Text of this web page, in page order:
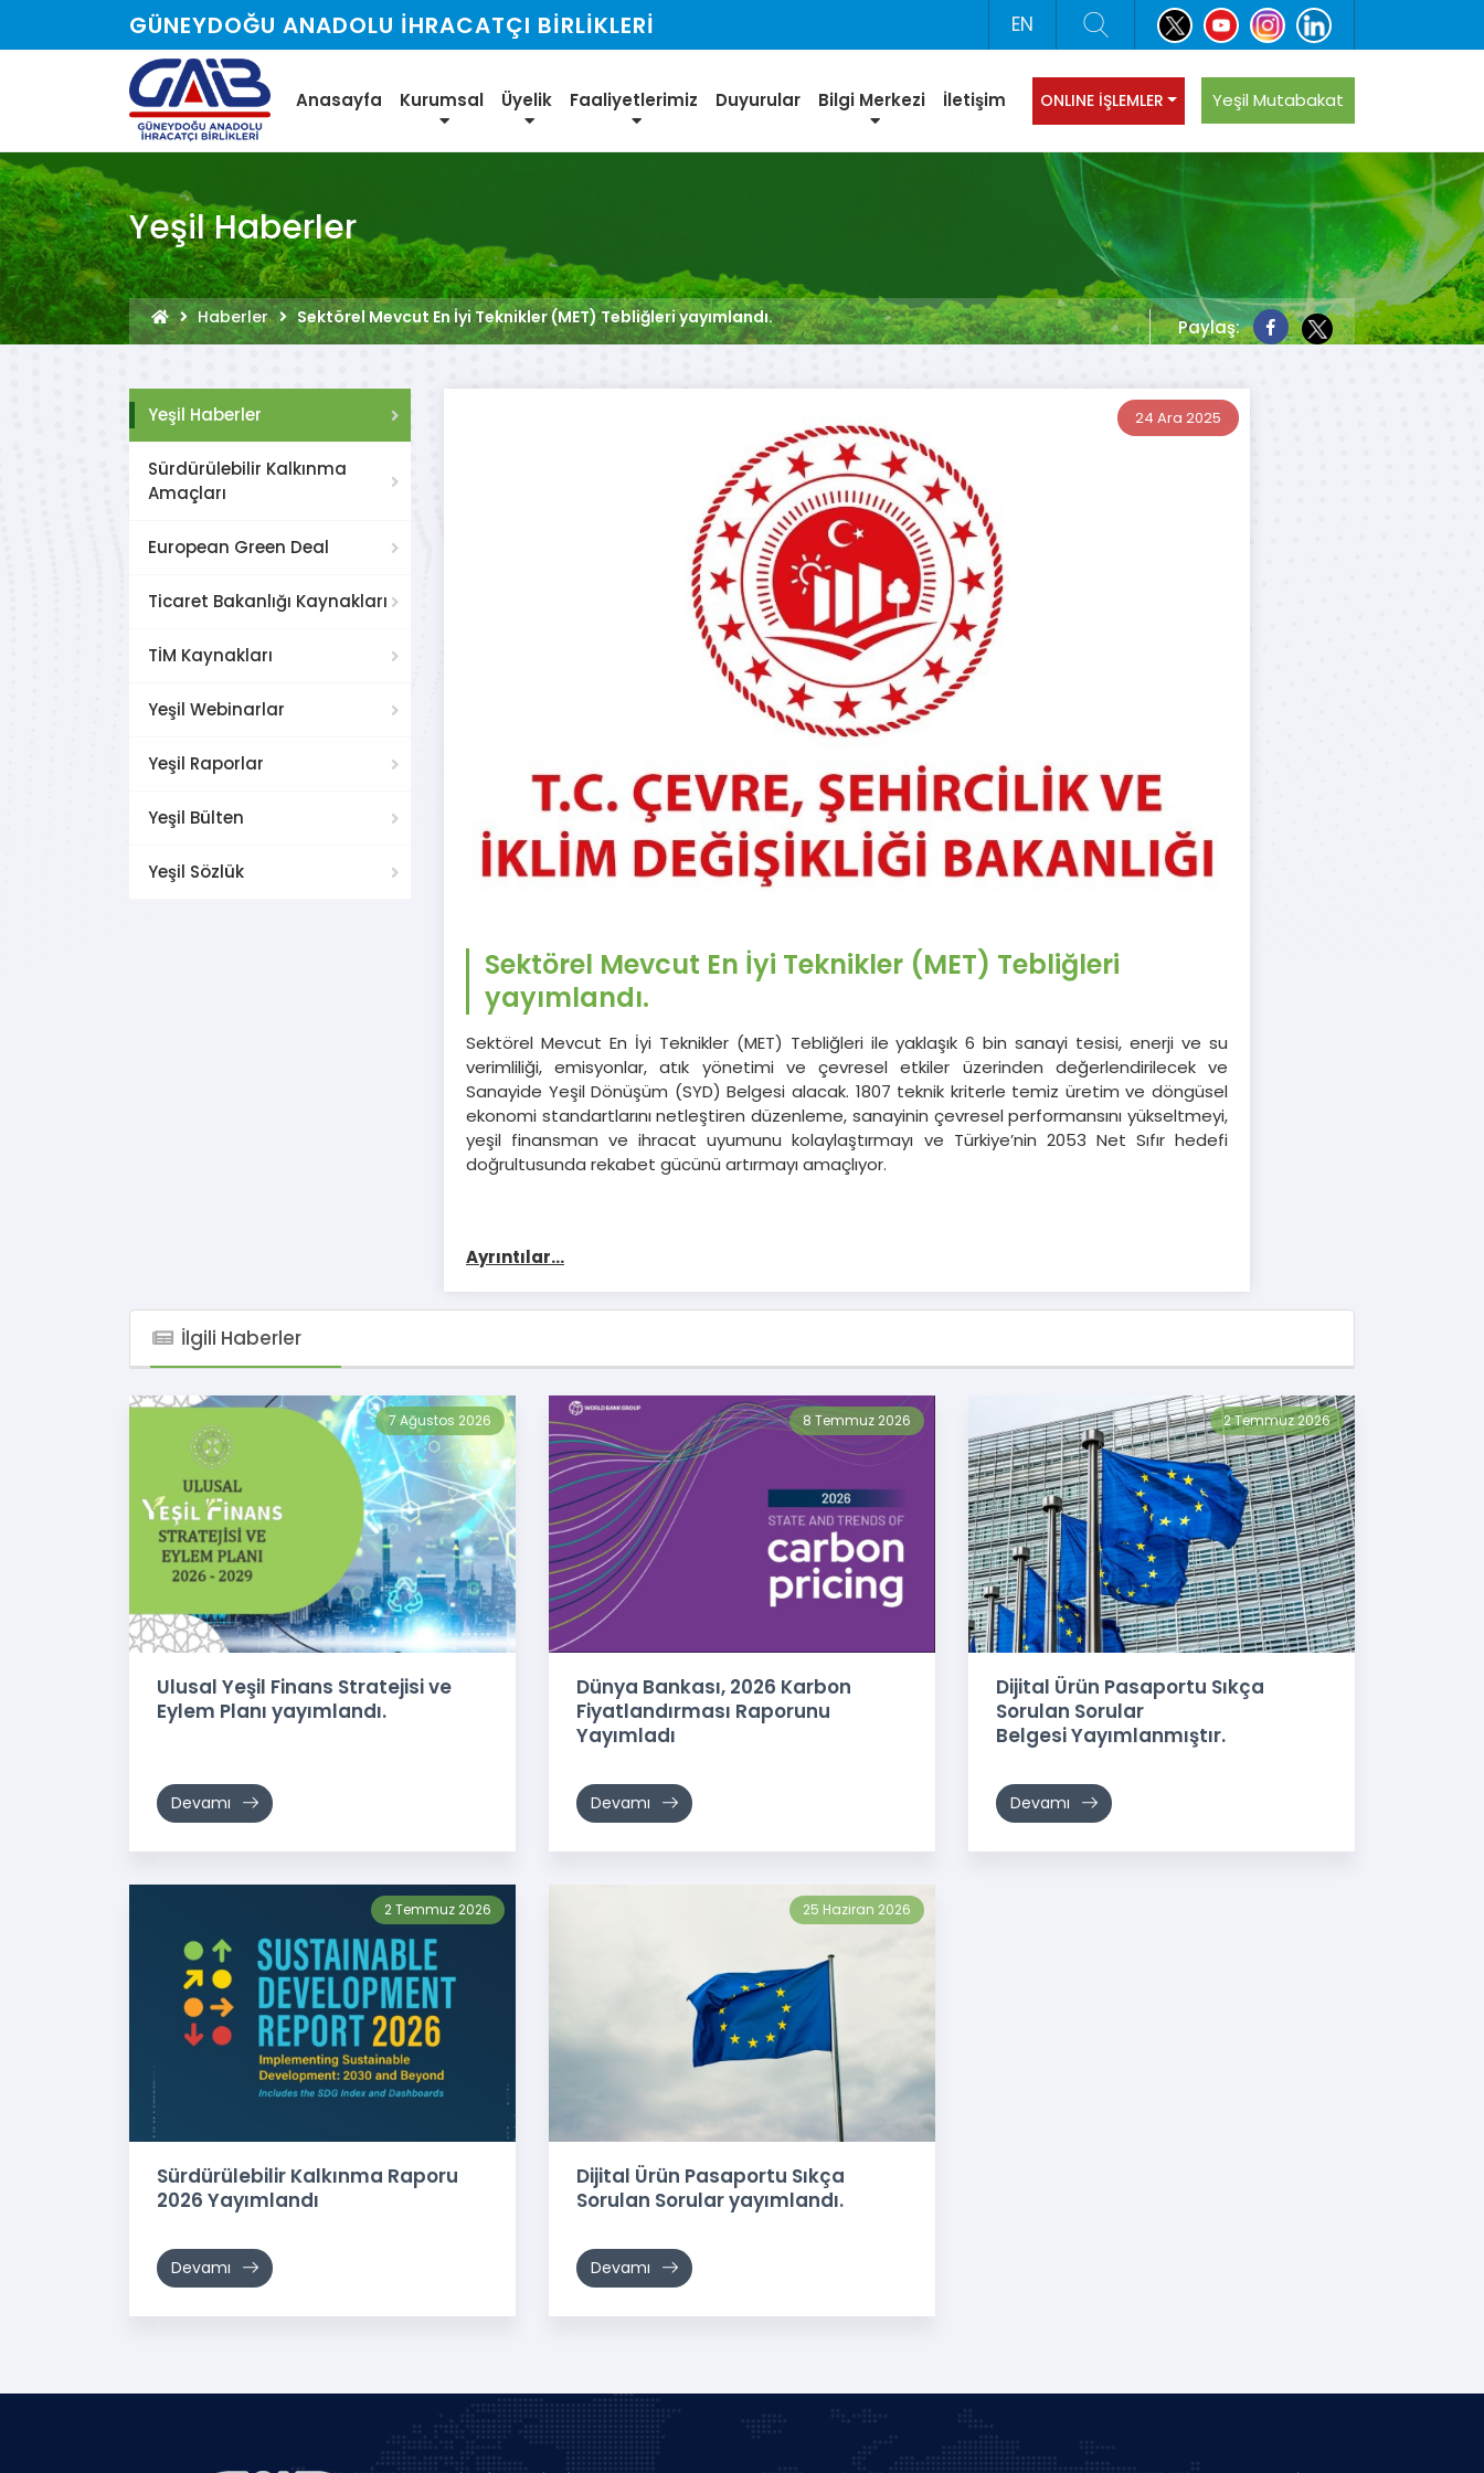
GÜNEYDOĞU ANADOLU İHRACATÇI BİRLİKLERİ EN
Anasayfa Kurumsal Üyelik Faaliyetlerimiz Duyurular Bilgi Merkezi İletişim ONLINE İŞLEMLER Yeşil Mutabakat
Yeşil Haberler
Haberler Sektörel Mevcut En İyi Teknikler (MET) Tebliğleri yayımlandı. Paylaş:
Yeşil Haberler
Sürdürülebilir Kalkınma
Amaçları
European Green Deal
Ticaret Bakanlığı Kaynakları
TİM Kaynakları
Yeşil Webinarlar
Yeşil Raporlar
Yeşil Bülten
Yeşil Sözlük
24 Ara 2025
Sektörel Mevcut En İyi Teknikler (MET) Tebliğleri
yayımlandı.
Sektörel Mevcut En İyi Teknikler (MET) Tebliğleri ile yaklaşık 6 bin sanayi tesisi, enerji ve su
verimliliği, emisyonlar, atık yönetimi ve çevresel etkiler üzerinden değerlendirilecek ve
Sanayide Yeşil Dönüşüm (SYD) Belgesi alacak. 1807 teknik kriterle temiz üretim ve döngüsel
ekonomi standartlarını netleştiren düzenleme, sanayinin çevresel performansını yükseltmeyi,
yeşil finansman ve ihracat uyumunu kolaylaştırmayı ve Türkiye’nin 2053 Net Sıfır hedefi
doğrultusunda rekabet gücünü artırmayı amaçlıyor.
Ayrıntılar...
İlgili Haberler
7 Ağustos 2026
Ulusal Yeşil Finans Stratejisi ve
Eylem Planı yayımlandı.
Devamı
8 Temmuz 2026
Dünya Bankası, 2026 Karbon
Fiyatlandırması Raporunu
Yayımladı
Devamı
2 Temmuz 2026
Dijital Ürün Pasaportu Sıkça
Sorulan Sorular
Belgesi Yayımlanmıştır.
Devamı
2 Temmuz 2026
Sürdürülebilir Kalkınma Raporu
2026 Yayımlandı
Devamı
25 Haziran 2026
Dijital Ürün Pasaportu Sıkça
Sorulan Sorular yayımlandı.
Devamı